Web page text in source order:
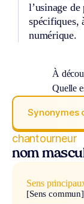
l’usinage
spécifiques,
numérique.
À
Quelle
Synonymes
chantourneur
nom
Sens
[Sens commun]